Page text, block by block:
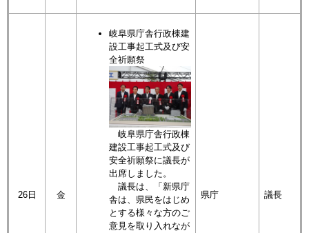
26日 金
岐阜県庁舎行政棟建
設工事起工式及び安
全祈願祭
岐阜県庁舎行政棟
建設工事起工式及び
安全祈願祭に議長が
出席しました。
議長は、「新県庁
舎は、県民をはじめ
とする様々な方のご
意見を取り入れなが
県庁 議長